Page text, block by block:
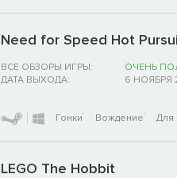
Need for Speed Hot
ВСЕ ОБЗОРЫ ИГРЫ:
ОЧЕНЬ
ДАТА ВЫХОДА:
6 НОЯБРЯ
Гонки Вождение Для
LEGO The Hobbit